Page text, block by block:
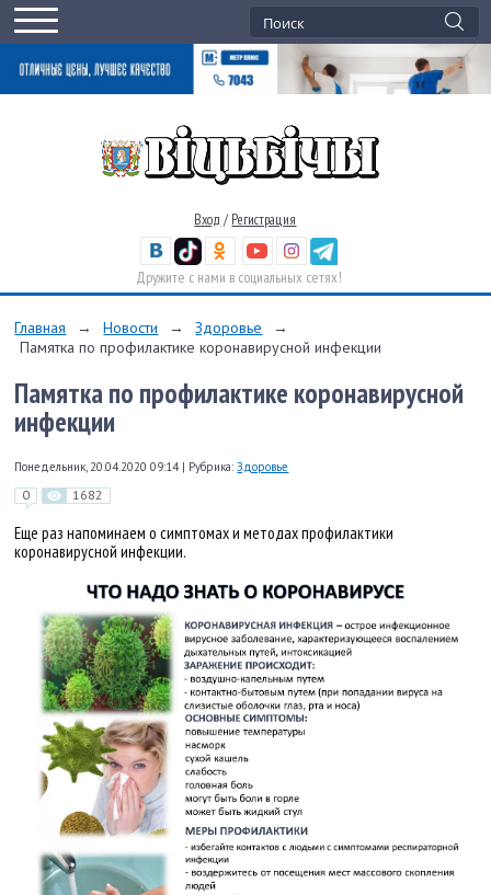
Вход / Регистрация
Дружите с нами в социальных сетях!
Главная → Новости → Здоровье
→
Памятка по профилактике коронавирусной инфекции
Памятка по профилактике коронавирусной
инфекции
Понедельник, 20.04.2020 09:14 | Рубрика: Здоровье
0 1682
Еще раз напоминаем о симптомах и методах профилактики
коронавирусной инфекции.